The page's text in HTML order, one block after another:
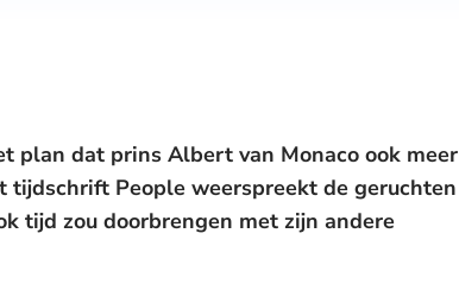
plan dat prins Albert van Monaco ook meer
tijdschrift People weerspreekt de geruchten
tijd zou doorbrengen met zijn andere